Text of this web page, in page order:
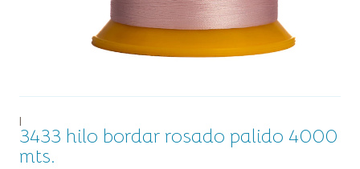
|
3433 hilo bordar rosado palido 4000
mts.